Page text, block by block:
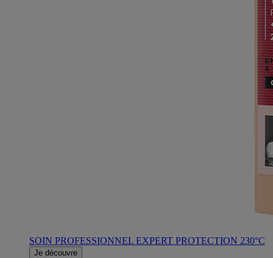
SOIN PROFESSIONNEL EXPERT PROTECTION 230°C
Je découvre